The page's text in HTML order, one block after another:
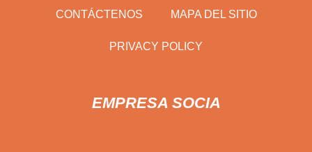
CONTÁCTENOS MAPA DEL SITIO
PRIVACY POLICY
EMPRESA SOCIA